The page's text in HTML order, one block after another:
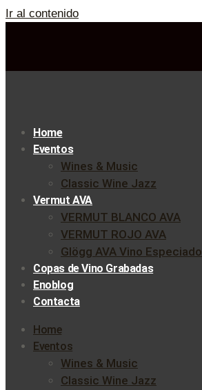
Ir al contenido
Home
Eventos
Wines & Music
Classic Wine Jazz
Vermut AVA
VERMUT BLANCO AVA
VERMUT ROJO AVA
Glögg AVA Vino Especiado
Copas de Vino Grabadas
Enoblog
Contacta
Home
Eventos
Wines & Music
Classic Wine Jazz